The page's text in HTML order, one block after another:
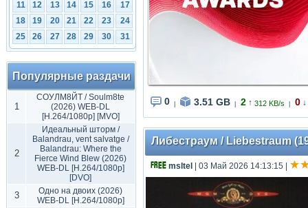
11
12 13 14 15 16
17
18
19 20 21 22 23
24
25
26 27 28 29 30 31
Популярные раздачи
1
СОУЛМ8ЙТ / Soulm8te
(2026) WEB-DL
[H.264/1080p] [MVO]
2
Идеальный шторм /
Balandrau, vent salvatge /
Balandrau: Where the
Fierce Wind Blew (2026)
WEB-DL [H.264/1080p]
[DVO]
3
Одно на двоих (2026)
WEB-DL [H.264/1080p]
0 3.51 GB 2 ↑ 312 KB/s 0 ↓
Либестраум / Liebestraum
msltel | 03 Май 2026 14:13:15